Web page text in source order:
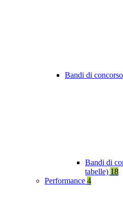
Bandi di concorso
Bandi di
tabelle) 18
Performance 4